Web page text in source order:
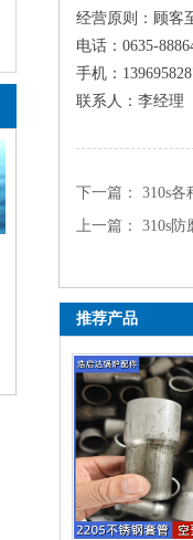
经营原则：顾客
电话：0635-
手机：
联系人：李经理
下一篇： 310s各
上一篇： 310s防
推荐产品